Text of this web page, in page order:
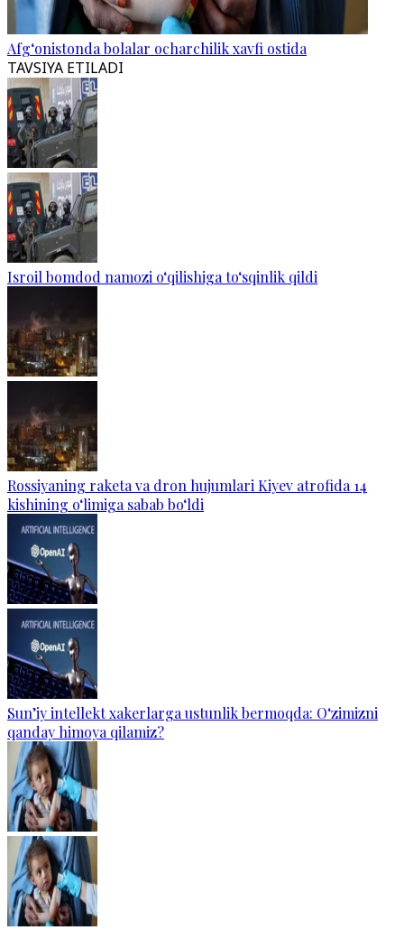
Afg‘onistonda bolalar ocharchilik xavfi ostida
TAVSIYA ETILADI
Isroil bomdod namozi o‘qilishiga to‘sqinlik qildi
Rossiyaning raketa va dron hujumlari Kiyev atrofida 14
kishining o‘limiga sabab bo‘ldi
Sun’iy intellekt xakerlarga ustunlik bermoqda: O‘zimizni
qanday himoya qilamiz?